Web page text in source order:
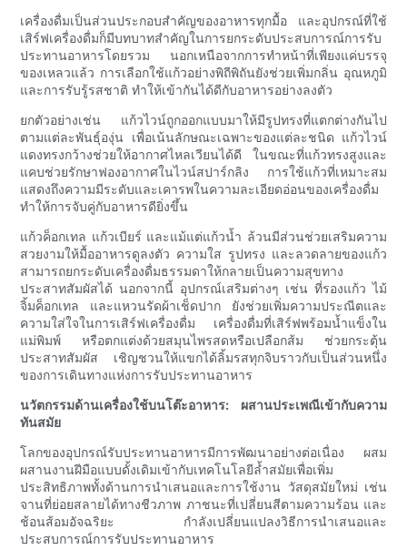
เครื่องดื่มเป็นส่วนประกอบสำคัญของอาหารทุกมื้อ และอุปกรณ์ที่ใช้
เสิร์ฟเครื่องดื่มก็มีบทบาทสำคัญในการยกระดับประสบการณ์การรับ
ประทานอาหารโดยรวม นอกเหนือจากการทำหน้าที่เพียงแค่บรรจุ
ของเหลวแล้ว การเลือกใช้แก้วอย่างพิถีพิถันยังช่วยเพิ่มกลิ่น อุณหภูมิ
และการรับรู้รสชาติ ทำให้เข้ากันได้ดีกับอาหารอย่างลงตัว
ยกตัวอย่างเช่น แก้วไวน์ถูกออกแบบมาให้มีรูปทรงที่แตกต่างกันไป
ตามแต่ละพันธุ์องุ่น เพื่อเน้นลักษณะเฉพาะของแต่ละชนิด แก้วไวน์
แดงทรงกว้างช่วยให้อากาศไหลเวียนได้ดี ในขณะที่แก้วทรงสูงและ
แคบช่วยรักษาฟองอากาศในไวน์สปาร์กลิง การใช้แก้วที่เหมาะสม
แสดงถึงความมีระดับและเคารพในความละเอียดอ่อนของเครื่องดื่ม
ทำให้การจับคู่กับอาหารดียิ่งขึ้น
แก้วค็อกเทล แก้วเบียร์ และแม้แต่แก้วน้ำ ล้วนมีส่วนช่วยเสริมความ
สวยงามให้มื้ออาหารดูลงตัว ความใส รูปทรง และลวดลายของแก้ว
สามารถยกระดับเครื่องดื่มธรรมดาให้กลายเป็นความสุขทาง
ประสาทสัมผัสได้ นอกจากนี้ อุปกรณ์เสริมต่างๆ เช่น ที่รองแก้ว ไม้
จิ้มค็อกเทล และแหวนรัดผ้าเช็ดปาก ยังช่วยเพิ่มความประณีตและ
ความใส่ใจในการเสิร์ฟเครื่องดื่ม เครื่องดื่มที่เสิร์ฟพร้อมน้ำแข็งใน
แม่พิมพ์ หรือตกแต่งด้วยสมุนไพรสดหรือเปลือกส้ม ช่วยกระตุ้น
ประสาทสัมผัส เชิญชวนให้แขกได้ลิ้มรสทุกจิบราวกับเป็นส่วนหนึ่ง
ของการเดินทางแห่งการรับประทานอาหาร
นวัตกรรมด้านเครื่องใช้บนโต๊ะอาหาร: ผสานประเพณีเข้ากับความ
ทันสมัย
โลกของอุปกรณ์รับประทานอาหารมีการพัฒนาอย่างต่อเนื่อง ผสม
ผสานงานฝีมือแบบดั้งเดิมเข้ากับเทคโนโลยีล้ำสมัยเพื่อเพิ่ม
ประสิทธิภาพทั้งด้านการนำเสนอและการใช้งาน วัสดุสมัยใหม่ เช่น
จานที่ย่อยสลายได้ทางชีวภาพ ภาชนะที่เปลี่ยนสีตามความร้อน และ
ช้อนส้อมอัจฉริยะ กำลังเปลี่ยนแปลงวิธีการนำเสนอและ
ประสบการณ์การรับประทานอาหาร